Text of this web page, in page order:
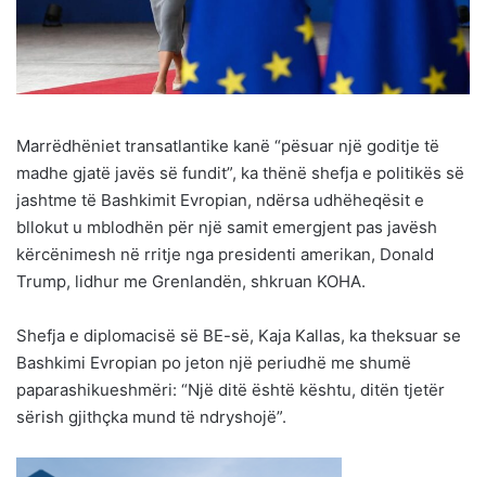
Marrëdhëniet transatlantike kanë “pësuar një goditje të
madhe gjatë javës së fundit”, ka thënë shefja e politikës së
jashtme të Bashkimit Evropian, ndërsa udhëheqësit e
bllokut u mblodhën për një samit emergjent pas javësh
kërcënimesh në rritje nga presidenti amerikan, Donald
Trump, lidhur me Grenlandën, shkruan KOHA.
Shefja e diplomacisë së BE-së, Kaja Kallas, ka theksuar se
Bashkimi Evropian po jeton një periudhë me shumë
paparashikueshmëri: “Një ditë është kështu, ditën tjetër
sërish gjithçka mund të ndryshojë”.